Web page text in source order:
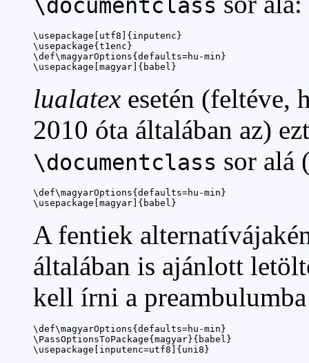
\documentclass
\usepackage[utf8]{inputenc}
\usepackage{t1enc}
\def\magyarOptions{defaults=hu-min}
\usepackage[magyar]{babel}
lualatex esetén (feltéve,
2010 óta általában az)
\documentclass sor alá
\def\magyarOptions{defaults=hu-min}
\usepackage[magyar]{babel}
A fentiek
általában is ajánlott
kell írni a
\def\magyarOptions{defaults=hu-min}
\PassOptionsToPackage{magyar}{babel}
\usepackage[inputenc=utf8]{uni8}